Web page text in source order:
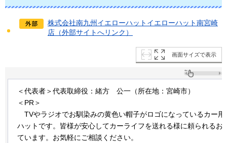
株式会社南九州イエローハットイエローハット南宮崎
店（外部サイトへリンク）
画面サイズで表示
＜代表者＞代表取締役：緒方 公一（所在地：宮崎市）
＜PR＞
TVやラジオでお馴染みの黄色い帽子がロゴになっているカー
ハットです。皆様が安心してカーライフを送れる様に頼られるお
ています。お気軽にご相談ください。